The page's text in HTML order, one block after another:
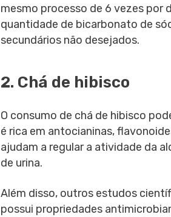
mesmo processo de 6 vezes por
quantidade de bicarbonato de
secundários não desejados.
2. Chá de hibisco
O consumo de chá de hibisco
é rica em antocianinas,
ajudam a regular a atividade da
de urina.
Além disso, outros estudos
possui propriedades